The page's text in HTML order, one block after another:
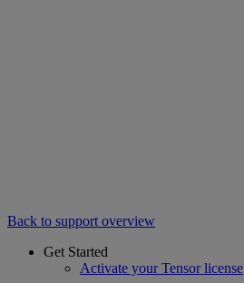
Back to support overview
Get Started
Activate your Tensor license